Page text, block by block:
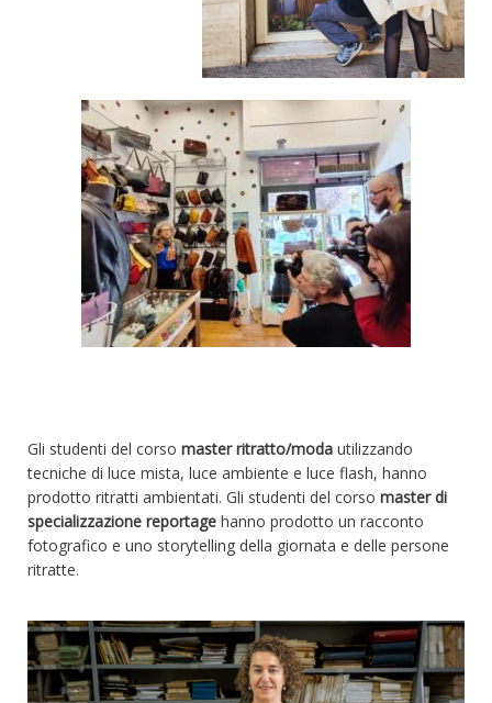
Gli studenti del corso master ritratto/moda utilizzando
tecniche di luce mista, luce ambiente e luce flash, hanno
prodotto ritratti ambientati. Gli studenti del corso master di
specializzazione reportage hanno prodotto un racconto
fotografico e uno storytelling della giornata e delle persone
ritratte.